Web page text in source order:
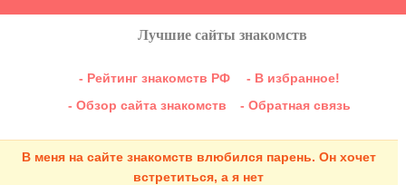
Лучшие сайты знакомств
- Рейтинг знакомств РФ
- В избранное!
- Обзор сайта знакомств
- Обратная связь
В меня на сайте знакомств влюбился парень. Он хочет
встретиться, а я нет